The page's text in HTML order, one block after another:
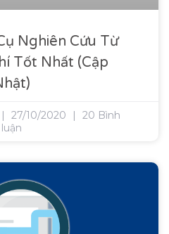
Nghiên Cứu Từ
Tốt Nhất (Cập
27/10/2020
20 Bình
luận